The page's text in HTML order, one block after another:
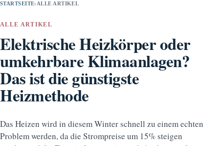
STARTSEITE› ALLE ARTIKEL
ALLE ARTIKEL
Elektrische Heizkörper oder
umkehrbare Klimaanlagen?
Das ist die günstigste
Heizmethode
Das Heizen wird in diesem Winter schnell zu einem echten
Problem werden, da die Strompreise um 15% steigen